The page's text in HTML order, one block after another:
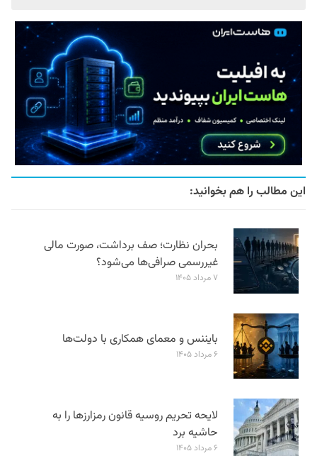
این مطالب را هم بخوانید:
بحران نظارت؛ صف برداشت، صورت مالی
غیررسمی صرافی‌ها می‌شود؟
۷ مرداد ۱۴۰۵
بایننس و معمای همکاری با دولت‌ها
۶ مرداد ۱۴۰۵
لایحه تحریم روسیه قانون رمزارزها را به
حاشیه برد
۶ مرداد ۱۴۰۵